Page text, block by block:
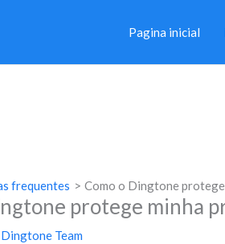
Pagina inicial
frequentes Como o Dingtone
protege minha
Dingtone Team